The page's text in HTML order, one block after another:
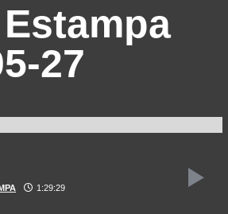
27
1:29:29